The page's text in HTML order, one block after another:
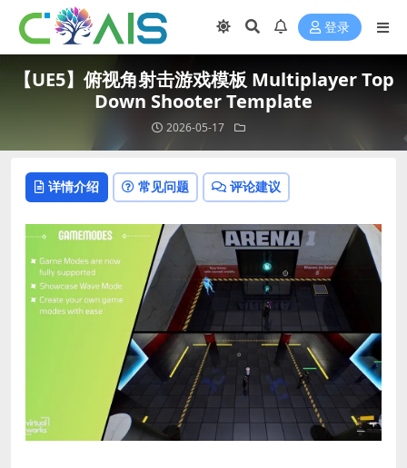
登录
【UE5】俯视角射击游戏模板 Multiplayer Top
Down Shooter Template
2026-05-17
详情介绍 常见问题 评论建议